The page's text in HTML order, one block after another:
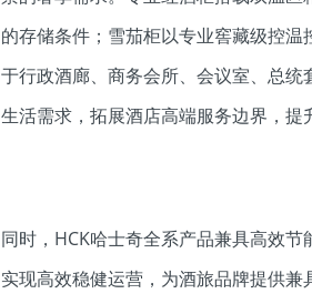
的存储条件；雪茄柜以专业窖藏级控
于行政酒廊、商务会所、会议室、总
生活需求，拓展酒店高端服务边界，提
同时，HCK哈士奇全系产品兼具高效
实现高效稳健运营，为酒旅品牌提供兼